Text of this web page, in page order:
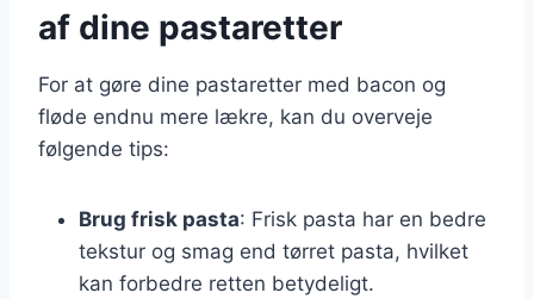
af dine pastaretter
For at gøre dine pastaretter med bacon og
fløde endnu mere lækre, kan du overveje
følgende tips:
Brug frisk pasta: Frisk pasta har en bedre
tekstur og smag end tørret pasta, hvilket
kan forbedre retten betydeligt.